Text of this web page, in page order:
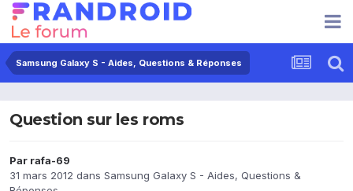
Samsung Galaxy S - Aides, Questions & Réponses
Question sur les roms
Par rafa-69
31 mars 2012 dans Samsung Galaxy S - Aides, Questions &